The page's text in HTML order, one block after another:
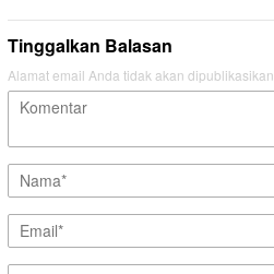
Tinggalkan Balasan
Alamat email Anda tidak akan dipublikasikan.